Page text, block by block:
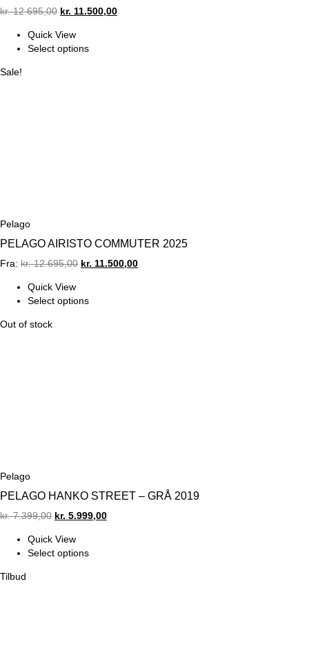
kr.12.695,00 Original
was:
kr. 12.695,00.
kr. 11.500,00Current
Quick View
Select options
Sale!
Pelago
PELAGO AIRISTO COMMUTER 2025
Fra: kr.12.695,00 Original
kr. 12.695,00.
kr. 11.500,00Current
Quick View
Select options
Out of stock
Pelago
PELAGO HANKO STREET – GRÅ 2019
kr.7.399,00 Original
was:
kr. 7.399,00.
kr. 5.999,00Current
Quick View
Select options
Tilbud